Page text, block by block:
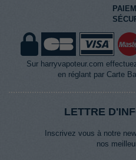
Sur harryvapoteur.com
en réglant par Carte
LETTRE
Inscrivez vous à notre
nos